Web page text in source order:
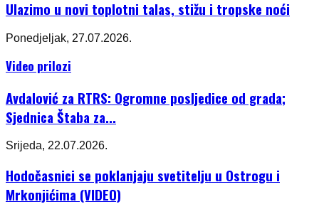
Ulazimo u novi toplotni talas, stižu i tropske noći
Ponedjeljak, 27.07.2026.
Video prilozi
Avdalović za RTRS: Ogromne posljedice od grada;
Sjednica Štaba za...
Srijeda, 22.07.2026.
Hodočasnici se poklanjaju svetitelju u Ostrogu i
Mrkonjićima (VIDEO)